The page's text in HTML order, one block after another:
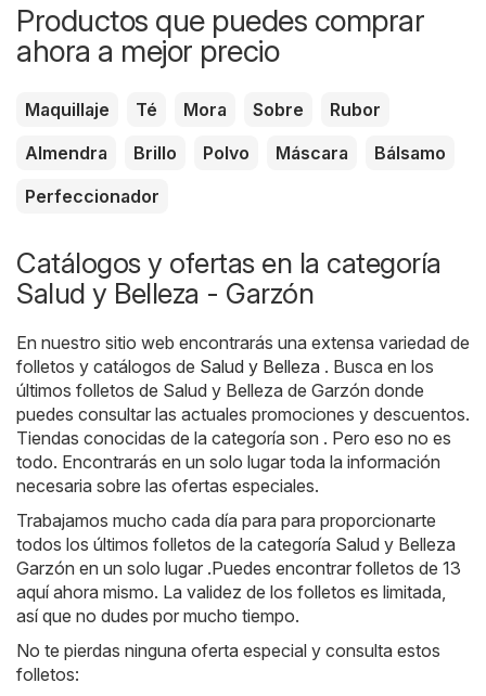
Productos que puedes comprar
ahora a mejor precio
Maquillaje Té Mora Sobre
Rubor
Almendra
Brillo Polvo Máscara
Bálsamo
Perfeccionador
Catálogos y ofertas en la categoría
Salud y Belleza - Garzón
En nuestro sitio web encontrarás una extensa variedad de
folletos y catálogos de Salud y Belleza . Busca en los
últimos folletos de Salud y Belleza de Garzón donde
puedes consultar las actuales promociones y descuentos.
Tiendas conocidas de la categoría son . Pero eso no es
todo. Encontrarás en un solo lugar toda la información
necesaria sobre las ofertas especiales.
Trabajamos mucho cada día para para proporcionarte
todos los últimos folletos de la categoría Salud y Belleza
Garzón en un solo lugar .Puedes encontrar folletos de 13
aquí ahora mismo. La validez de los folletos es limitada,
así que no dudes por mucho tiempo.
No te pierdas ninguna oferta especial y consulta estos
folletos: